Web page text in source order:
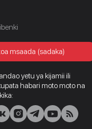
msaada (sadaka)
yetu ya kijamii ili
habari moto moto na